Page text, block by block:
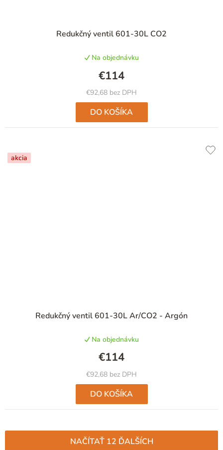
Redukčný ventil 601-30L CO2
hodnotenie
je
5,0
z
5
hviezdičiek.
Na objednávku
€92,68 bez DPH
€114
DO KOŠÍKA
akcia
Redukčný ventil 601-30L Ar/CO2 - Argón
Na objednávku
€92,68 bez DPH
€114
DO KOŠÍKA
NAČÍTAŤ 12 ĎALŠÍCH